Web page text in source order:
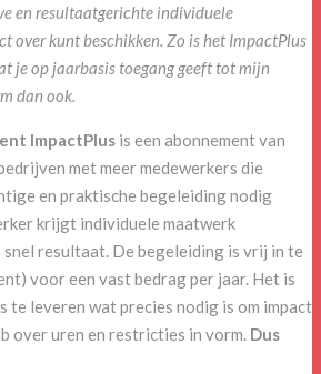
en resultaatgerichte individuele
over kunt beschikken. Zo is het ImpactPlus
je op jaarbasis toegang geeft tot mijn
dan ook.
ImpactPlus is een abonnement van
met meer medewerkers die
en praktische begeleiding nodig
krijgt individuele maatwerk
resultaat. De begeleiding is vrij in te
voor een vast bedrag per jaar. Het is
te leveren wat precies nodig is om impact
over uren en restricties in vorm. Dus